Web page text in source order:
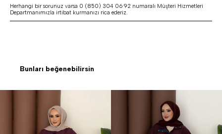
Herhangi bir sorunuz varsa 0 (850) 304 06 92 numaralı Müşteri Hizmetleri
Departmanımızla irtibat kurmanızı rica ederiz.
Bunları beğenebilirsin